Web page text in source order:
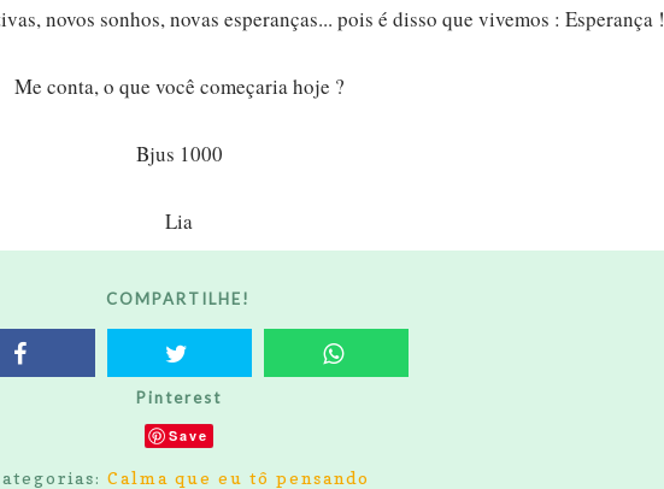
novos sonhos, novas esperanças... pois é disso que vivemos : Esperança !
Me conta, o que você começaria hoje ?
Bjus 1000
Lia
COMPARTILHE!
Pinterest
Save
Calma que eu tô pensando